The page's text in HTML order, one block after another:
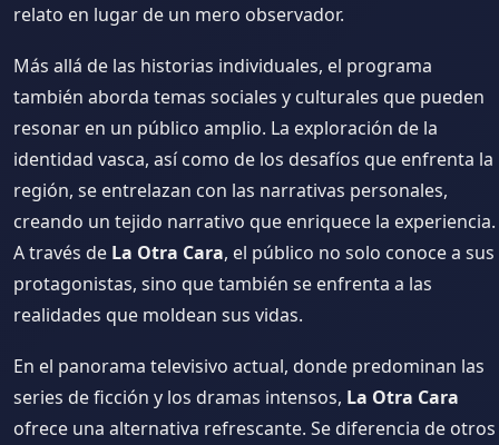
relato en lugar de un mero observador.
Más allá de las historias individuales, el programa
también aborda temas sociales y culturales que pueden
resonar en un público amplio. La exploración de la
identidad vasca, así como de los desafíos que enfrenta la
región, se entrelazan con las narrativas personales,
creando un tejido narrativo que enriquece la experiencia.
A través de La Otra Cara, el público no solo conoce a sus
protagonistas, sino que también se enfrenta a las
realidades que moldean sus vidas.
En el panorama televisivo actual, donde predominan las
series de ficción y los dramas intensos, La Otra Cara
ofrece una alternativa refrescante. Se diferencia de otros